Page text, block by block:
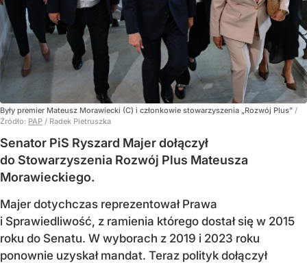
Były premier Mateusz Morawiecki (C) i członkowie stowarzyszenia „Rozwój Plus” /
Źródło: PAP / Radek Pietruszka
Senator PiS Ryszard Majer dołączył
do Stowarzyszenia Rozwój Plus Mateusza
Morawieckiego.
Majer dotychczas reprezentował Prawa
i Sprawiedliwość, z ramienia którego dostał się w 2015
roku do Senatu. W wyborach z 2019 i 2023 roku
ponownie uzyskał mandat. Teraz polityk dołączył